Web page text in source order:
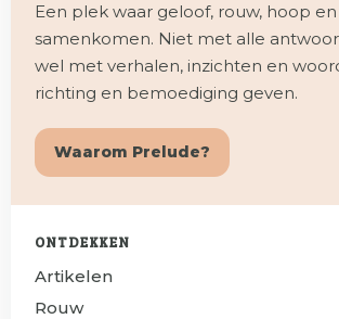
Een plek waar geloof, rouw, hoop
samenkomen. Niet met alle
wel met verhalen, inzichten en
richting en bemoediging geven.
Waarom Prelude?
ONTDEKKEN
Artikelen
Rouw